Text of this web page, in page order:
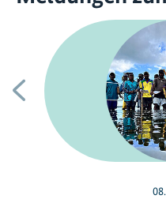
Vorherige